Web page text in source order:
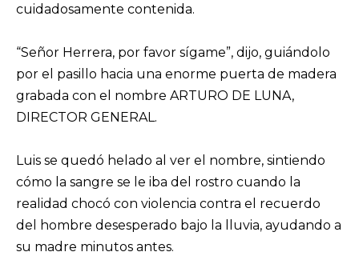
cuidadosamente contenida.
“Señor Herrera, por favor sígame”, dijo, guiándolo
por el pasillo hacia una enorme puerta de madera
grabada con el nombre ARTURO DE LUNA,
DIRECTOR GENERAL.
Luis se quedó helado al ver el nombre, sintiendo
cómo la sangre se le iba del rostro cuando la
realidad chocó con violencia contra el recuerdo
del hombre desesperado bajo la lluvia, ayudando a
su madre minutos antes.